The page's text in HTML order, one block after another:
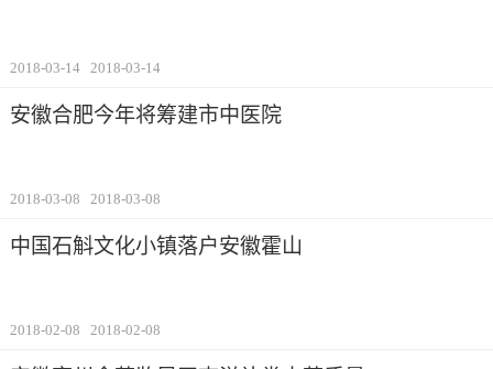
2018-03-14 2018-03-14
安徽合肥今年将筹建市中医院
2018-03-08 2018-03-08
中国石斛文化小镇落户安徽霍山
2018-02-08 2018-02-08